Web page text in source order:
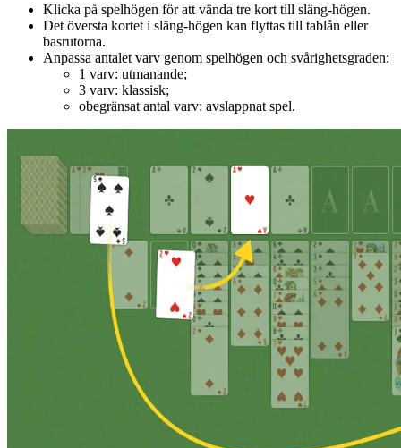
Klicka på spelhögen för att vända tre kort till släng-högen.
Det översta kortet i släng-högen kan flyttas till tablån eller
basrutorna.
Anpassa antalet varv genom spelhögen och svårighetsgraden:
1 varv: utmanande;
3 varv: klassisk;
obegränsat antal varv: avslappnat spel.